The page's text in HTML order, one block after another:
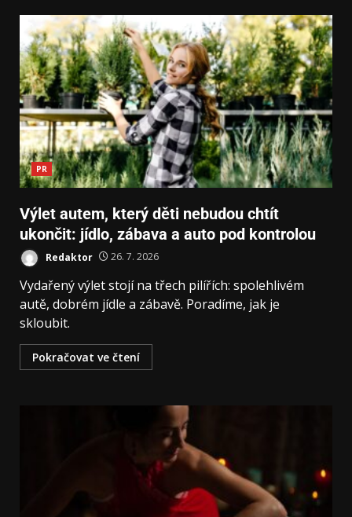
PR
Výlet autem, který děti nebudou chtít
ukončit: jídlo, zábava a auto pod kontrolou
Redaktor 26. 7. 2026
Vydařený výlet stojí na třech pilířích: spolehlivém
autě, dobrém jídle a zábavě. Poradíme, jak je
skloubit.
Pokračovat ve čtení